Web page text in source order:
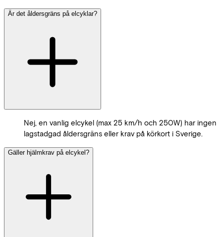
Är det åldersgräns på elcyklar?
Nej, en vanlig elcykel (max 25 km/h och 250W) har ingen
lagstadgad åldersgräns eller krav på körkort i Sverige.
Gäller hjälmkrav på elcykel?